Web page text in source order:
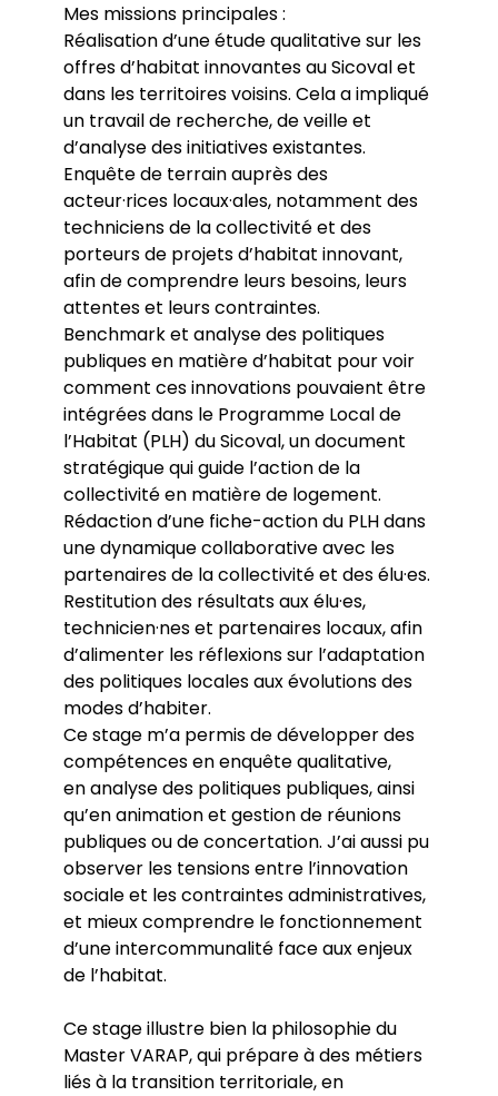
Mes missions principales :
Réalisation d’une étude qualitative sur les
offres d’habitat innovantes au Sicoval et
dans les territoires voisins. Cela a impliqué
un travail de recherche, de veille et
d’analyse des initiatives existantes.
Enquête de terrain auprès des
acteur·rices locaux·ales, notamment des
techniciens de la collectivité et des
porteurs de projets d’habitat innovant,
afin de comprendre leurs besoins, leurs
attentes et leurs contraintes.
Benchmark et analyse des politiques
publiques en matière d’habitat pour voir
comment ces innovations pouvaient être
intégrées dans le Programme Local de
l’Habitat (PLH) du Sicoval, un document
stratégique qui guide l’action de la
collectivité en matière de logement.
Rédaction d’une fiche-action du PLH dans
une dynamique collaborative avec les
partenaires de la collectivité et des élu·es.
Restitution des résultats aux élu·es,
technicien·nes et partenaires locaux, afin
d’alimenter les réflexions sur l’adaptation
des politiques locales aux évolutions des
modes d’habiter.
Ce stage m’a permis de développer des
compétences en enquête qualitative,
en analyse des politiques publiques, ainsi
qu’en animation et gestion de réunions
publiques ou de concertation. J’ai aussi pu
observer les tensions entre l’innovation
sociale et les contraintes administratives,
et mieux comprendre le fonctionnement
d’une intercommunalité face aux enjeux
de l’habitat.
Ce stage illustre bien la philosophie du
Master VARAP, qui prépare à des métiers
liés à la transition territoriale, en